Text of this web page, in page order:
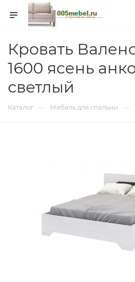
Кровать
1600 ясень
светлый
Каталог — Мебель для спальни —